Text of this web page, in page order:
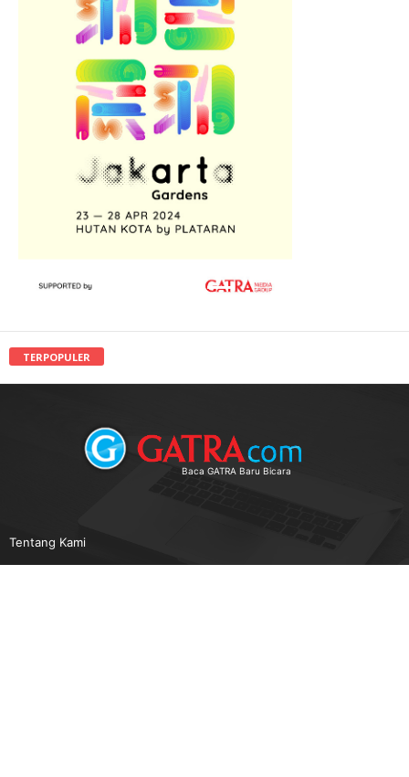
TERPOPULER
Baca GATRA Baru Bicara
Tentang Kami
Pedoman Media Siber